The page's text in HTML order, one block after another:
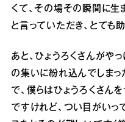
くて、その場その瞬間に
と言っていただき、とても助
あと、ひょうろくさんがや
の集いに紛れ込んでしまっ
で、僕らはひょうろくさん
ですけれど、つい目がいっ